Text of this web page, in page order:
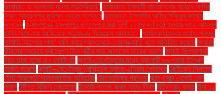
জামায়াত ও অন্যান্য দলের প্রতিক্রিয়া'' জামায়াতে ইসলামী বাংলাদেশের নায়েবে আমির
সৈয়দ আবদুল্লাহ মুহাম্মদ তাহের বলেছেন জামায়াতে ইসলামীর আমির শফিকুর রহমান
বলেছেন জামালপুরের ইসলামপুর উপজেলায় স্ত্রী তিথী বেগমকে (২৩) হত্যার দায়ে আহসান
হাবিব নামে এক ব্যক্তিকে মৃত্যুদণ্ড দিয়েছেন আদালত। জার্মান চ্যান্সেলর ওলাফ শলৎজ
জার্মানি ট্রাম্পের গাজা খালি করার প্রস্তাবকে 'কেলেঙ্কারি' বলে অভিহিত করেছে জাহাজ
জীবনের সবচেয়ে গুরুত্বপূর্ণ তিন নারীর কথা জানালেন তারেক রহমান জুলাই বিপ্লবগাথা
নিয়ে ছাপা হচ্ছে ৪০ কোটি বই জুলাই-সেপ্টেম্বরের মধ্যে ব্যাংকটি ৬৬ পয়সা ইপিএস
অর্জন করেছে জুলাই–সেপ্টেম্বর প্রান্তিকে ব্যাংক এশিয়ার লোকসান জেইডেন সিলসের
টেস্ট ক্রিকেটে আন্তর্জাতিক অভিষেক জেলেনস্কির প্রশংসা ঝাল খাবার খেলেই মেদ
কমবে টঙ্গীতে বিজিবি মোতায়েন টমেটো সতেজ রাখার সহজ টিপস টাইফয়েড জ্বর: টানা ১৫